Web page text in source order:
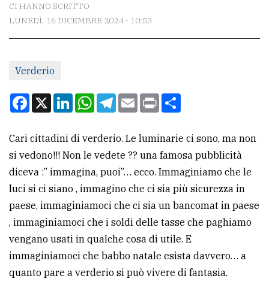
Meteo
redazione
Per
la
tua
pubblicità
CERCA
Cerca
per
CI HANNO SCRITTO
LUNEDÌ, 16 DICEMBRE 2024 - 10:53
Verderio
Facebook
X LinkedInWhatsApp
Telegram
EmailPrint
Cari cittadini di verderio. Le luminarie ci sono, ma non
si vedono!!! Non le vedete ?? una famosa pubblicità
diceva :” immagina, puoi”… ecco. Immaginiamo che le
luci si ci siano , immagino che ci sia più sicurezza in
paese, immaginiamoci che ci sia un bancomat in paese
, immaginiamoci che i soldi delle tasse che paghiamo
vengano usati in qualche cosa di utile. E
immaginiamoci che babbo natale esista davvero… a
quanto pare a verderio si può vivere di fantasia.